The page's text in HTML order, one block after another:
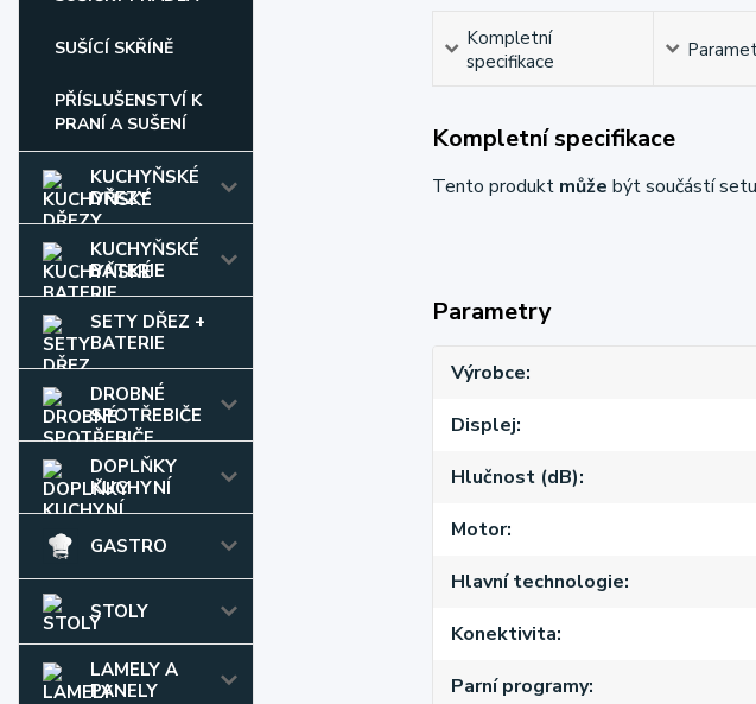
SUŠÍCÍ SKŘÍNĚ
PŘÍSLUŠENSTVÍ K
PRANÍ A SUŠENÍ
KUCHYŇSKÉ
DŘEZY
KUCHYŇSKÉ
BATERIE
SETY DŘEZ +
BATERIE
DROBNÉ
SPOTŘEBIČE
DOPLŇKY
KUCHYNÍ
GASTRO
STOLY
LAMELY A
PANELY
Kompletní
specifikace
Kompletní specifikace
Tento produkt může být součástí
Parametry
Výrobce
Displej
Hlučnost (dB)
Motor
Hlavní technologie
Konektivita
Parní programy